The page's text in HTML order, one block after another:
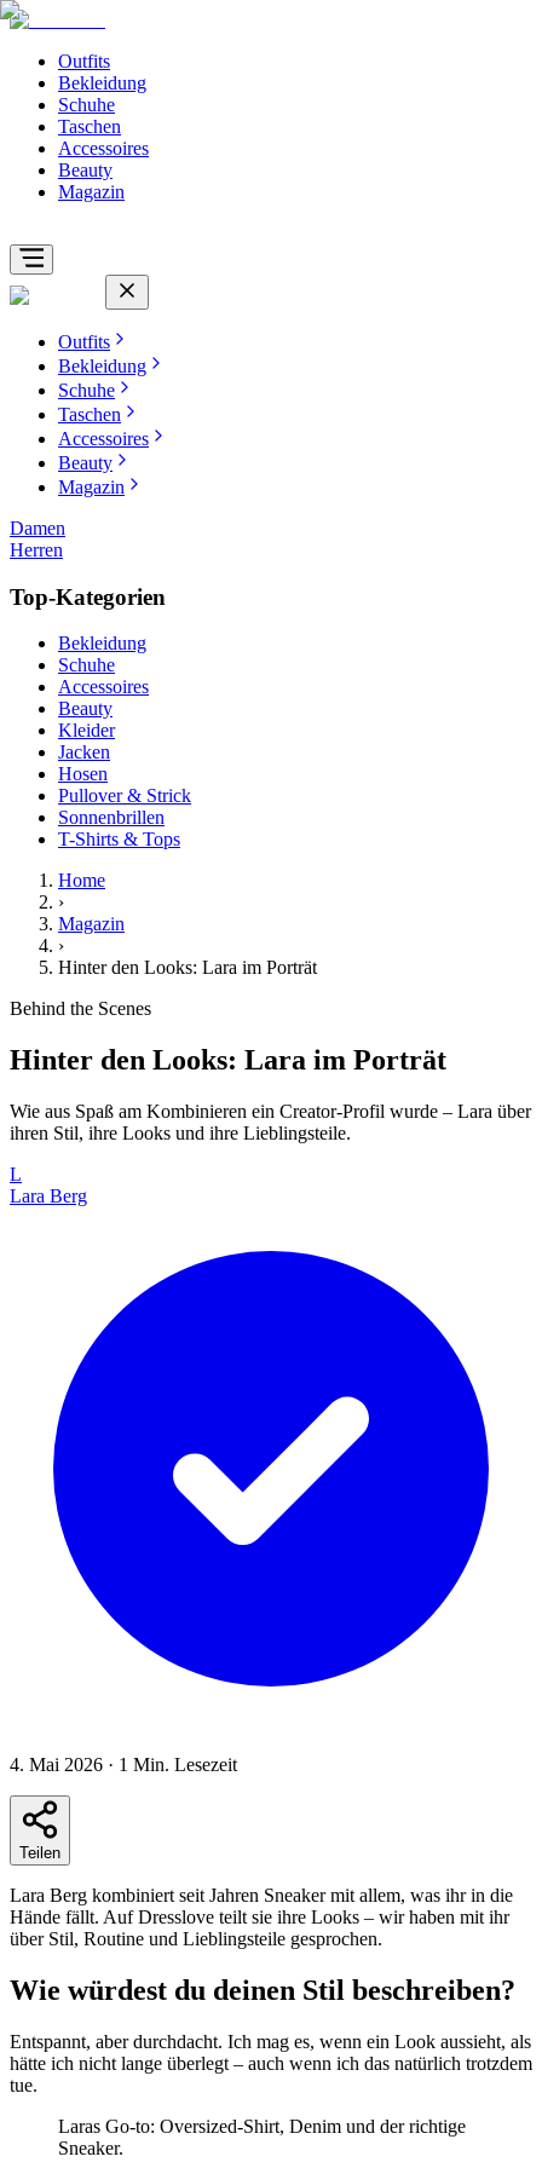
Outfits
Bekleidung
Schuhe
Taschen
Accessoires
Beauty
Magazin
Outfits
Bekleidung
Schuhe
Taschen
Accessoires
Beauty
Magazin
Damen
Herren
Top-Kategorien
Bekleidung
Schuhe
Accessoires
Beauty
Kleider
Jacken
Hosen
Pullover & Strick
Sonnenbrillen
T-Shirts & Tops
Home
›
Magazin
›
Hinter den Looks: Lara im Porträt
Behind the Scenes
Hinter den Looks: Lara im Porträt
Wie aus Spaß am Kombinieren ein Creator-Profil wurde – Lara über
ihren Stil, ihre Looks und ihre Lieblingsteile.
L
Lara Berg
4. Mai 2026 · 1 Min. Lesezeit
Teilen
Lara Berg kombiniert seit Jahren Sneaker mit allem, was ihr in die
Hände fällt. Auf Dresslove teilt sie ihre Looks – wir haben mit ihr
über Stil, Routine und Lieblingsteile gesprochen.
Wie würdest du deinen Stil beschreiben?
Entspannt, aber durchdacht. Ich mag es, wenn ein Look aussieht, als
hätte ich nicht lange überlegt – auch wenn ich das natürlich trotzdem
tue.
Laras Go-to: Oversized-Shirt, Denim und der richtige
Sneaker.